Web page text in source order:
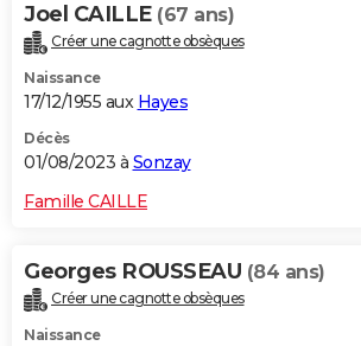
Joel CAILLE (67 ans)
Créer une cagnotte obsèques
Naissance
17/12/1955 aux Hayes
Décès
01/08/2023 à Sonzay
Famille CAILLE
Georges ROUSSEAU (84 ans)
Créer une cagnotte obsèques
Naissance